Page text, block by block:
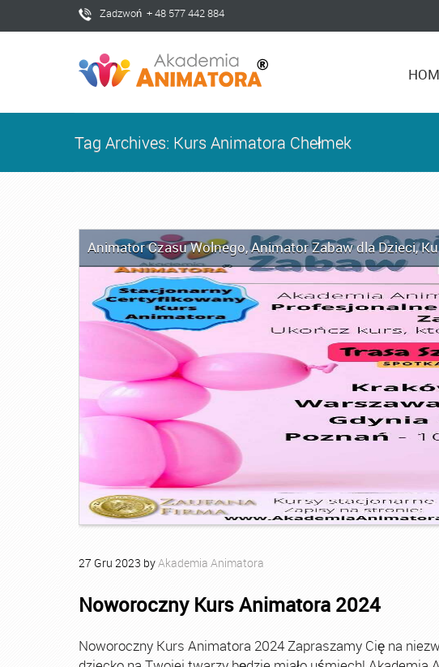
Zadzwoń + 48 577 442 884
Tag Archives: Kurs Animatora Chełmek
Animator Czasu Wolnego,Animator Zabaw dla Dzieci,
27 Gru 2023 byAkademia Animatora
Noworoczny Kurs Animatora 2024
Noworoczny Kurs Animatora 2024 Zapraszamy Cię na